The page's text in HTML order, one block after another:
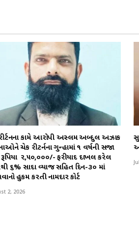
કામે આરોપી અસ્લમ અબ્દુલ અઝાક
ચેક રીટર્નના ગુન્હામાં ૧ વર્ષની સજા
₹ ૨,૫૦,૦૦૦/- ફરીયાદ દાખલ કરેલ
૬% સાદા વ્યાજ સહિત દિન-૩૦ માં
હુકમ કરતી નામદાર કોર્ટ
2, 2026